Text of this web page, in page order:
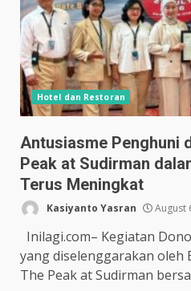
Hotel dan Restoran
Antusiasme Penghuni
Peak at Sudirman
Terus Meningkat
Kasiyanto Yasran August
Inilagi.com– Kegiatan
yang diselenggarakan oleh
The Peak at Sudirman